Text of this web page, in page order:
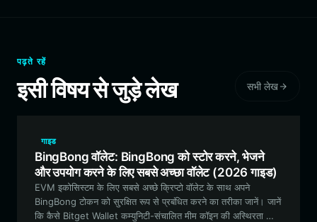
पढ़ते रहें
इसी विषय से जुड़े लेख सभी लेख
गाइड
BingBong वॉलेट: BingBong को स्टोर करने, भेजने
और उपयोग करने के लिए सबसे अच्छा वॉलेट (2026 गाइड)
EVM इकोसिस्टम के लिए सबसे अच्छे क्रिप्टो वॉलेट के साथ अपने
BingBong टोकन को सुरक्षित रूप से प्रबंधित करने का तरीका जानें। जानें
कि कैसे Bitget Wallet कम्युनिटी-संचालित मीम कॉइन की अस्थिरता को